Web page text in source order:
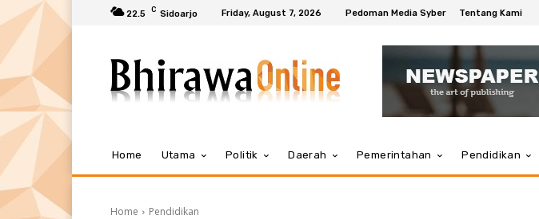
22.5 C Sidoarjo Friday, August 7, 2026 Pedoman Media Syber Tentang Kami
Home Utama Politik Daerah Pemerintahan Pendidikan
Home Pendidikan